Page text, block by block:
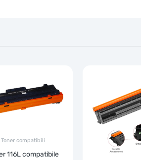
Toner compatibili
116L compatibile